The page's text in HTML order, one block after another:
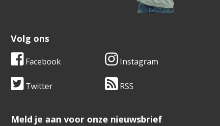
Volg ons
Facebook Instagram
Twitter RSS
​​​​​​​Meld je aan voor onze nieuwsbrief